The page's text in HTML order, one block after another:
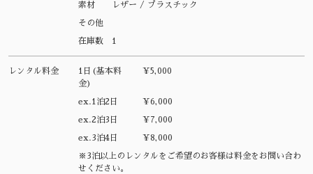
素材 レザー / プラスチック
その他
在庫数 1
レンタル料金
1日(基本料
金)
¥5,000
ex.1泊2日 ¥6,000
ex.2泊3日 ¥7,000
ex.3泊4日 ¥8,000
※3泊以上のレンタルをご希望のお客様は料金をお問い合わ
せください。